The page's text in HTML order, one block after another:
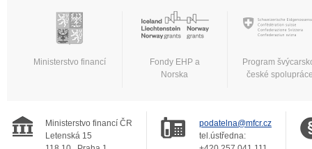
Ministerstvo financí
Fondy EHP a
Norska
Program
české
Ministerstvo financí ČR
Letenská 15
podatelna@mfcr.cz
tel.ústředna: